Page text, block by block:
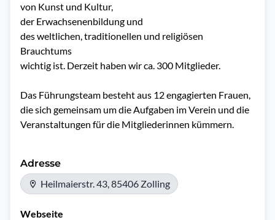
von Kunst und Kultur,
der Erwachsenenbildung und
des weltlichen, traditionellen und religiösen
Brauchtums
wichtig ist. Derzeit haben wir ca. 300 Mitglieder.
Das Führungsteam besteht aus 12 engagierten Frauen,
die sich gemeinsam um die Aufgaben im Verein und die
Veranstaltungen für die Mitgliederinnen kümmern.
Adresse
Heilmaierstr. 43, 85406 Zolling
Webseite